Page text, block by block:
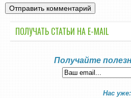
ПОЛУЧАТЬ СТАТЬИ НА E-MАIL
Получайте
Нас уже: